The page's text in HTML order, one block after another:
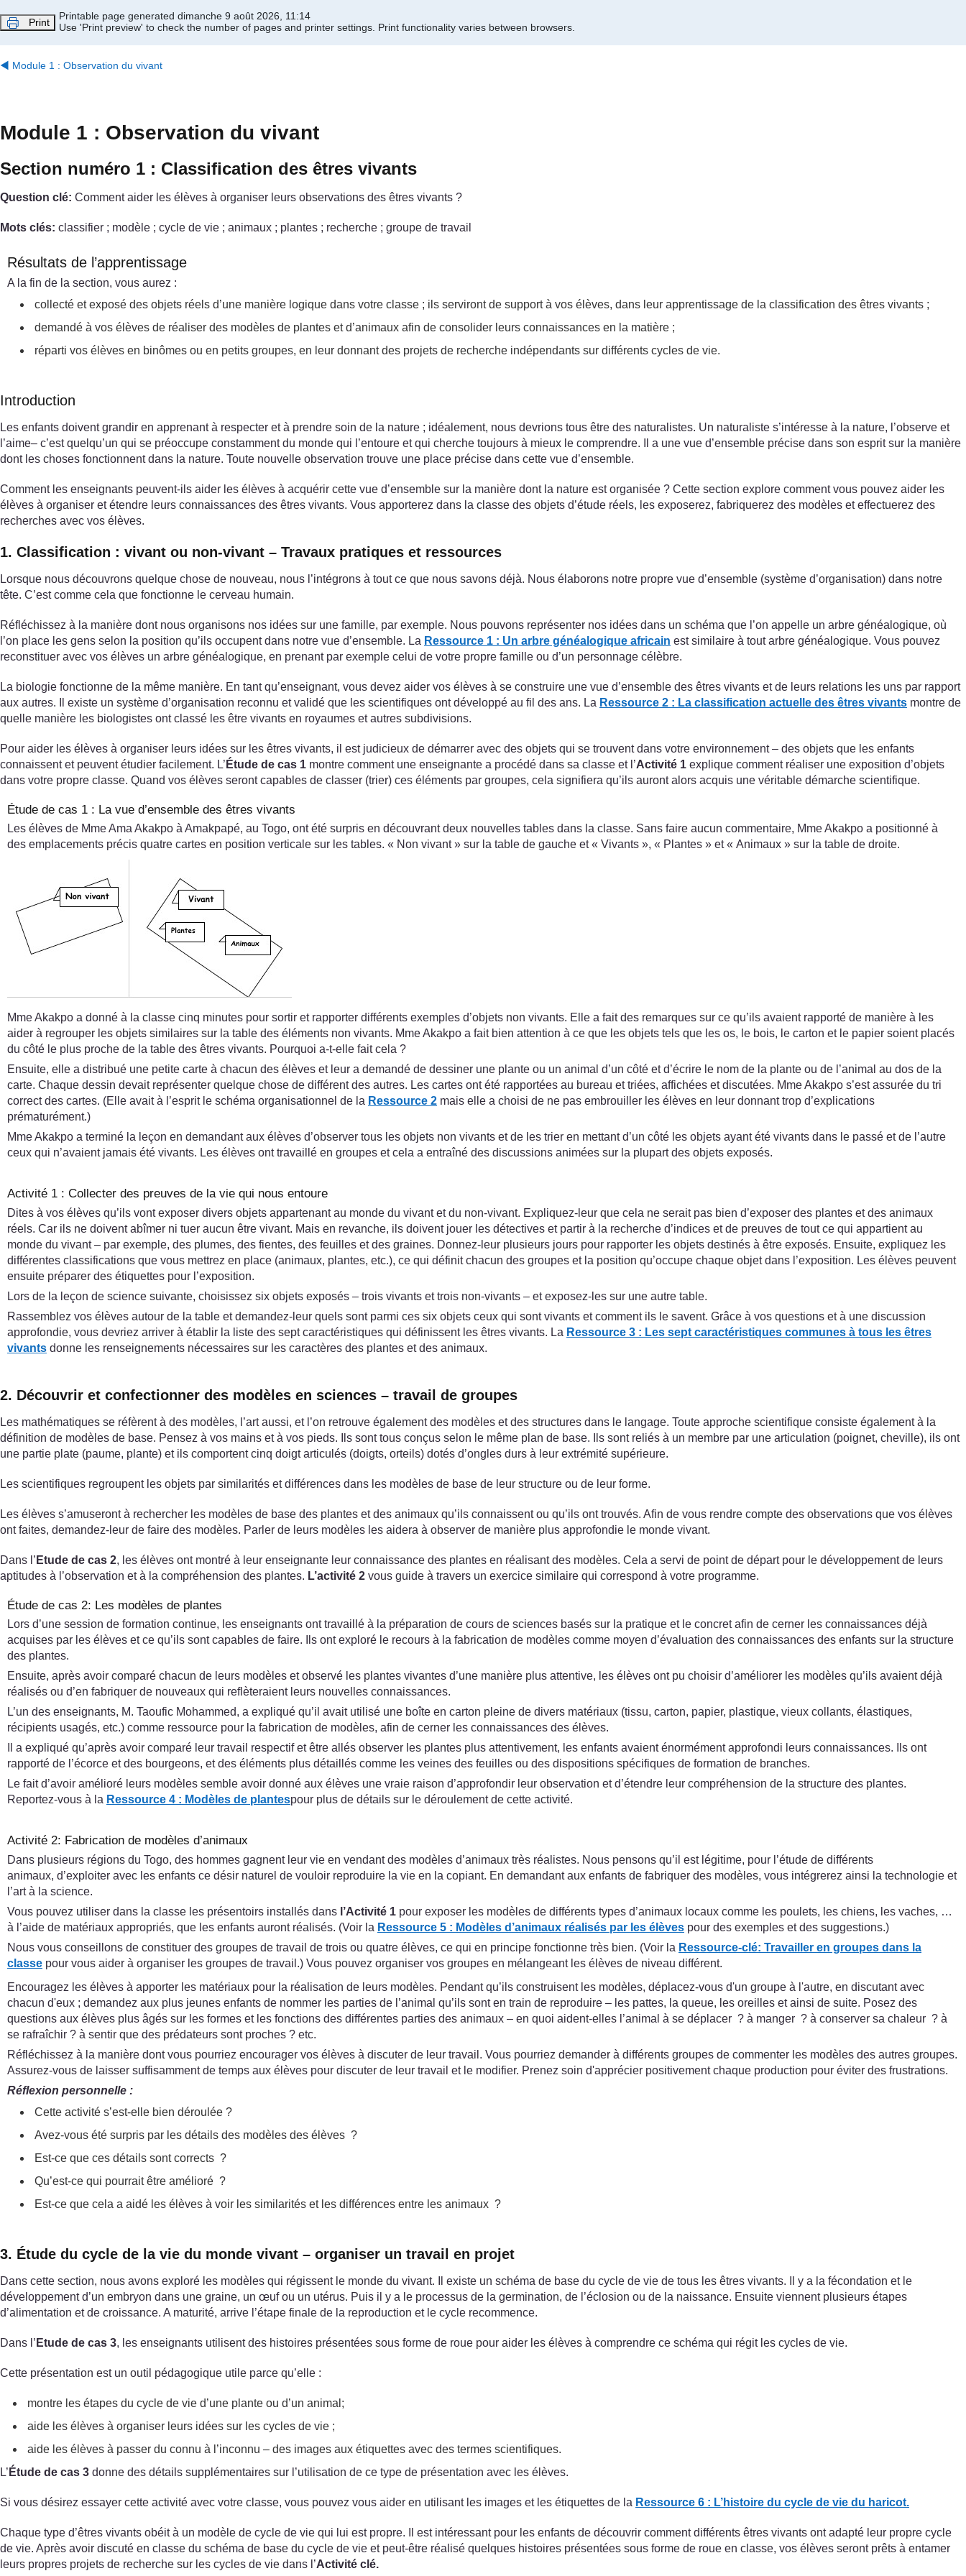
Print
Printable page generated dimanche 9 août 2026, 11:14
Use 'Print preview' to check the number of pages and printer settings. Print functionality varies between browsers.
◀︎ Module 1 : Observation du vivant
Module 1 : Observation du vivant
Section numéro 1 : Classification des êtres vivants
Question clé: Comment aider les élèves à organiser leurs observations des êtres vivants ?
Mots clés: classifier ; modèle ; cycle de vie ; animaux ; plantes ; recherche ; groupe de travail
Résultats de l’apprentissage
A la fin de la section, vous aurez :
collecté et exposé des objets réels d’une manière logique dans votre classe ; ils serviront de support à vos élèves, dans leur apprentissage de la classification des êtres vivants ;
demandé à vos élèves de réaliser des modèles de plantes et d’animaux afin de consolider leurs connaissances en la matière ;
réparti vos élèves en binômes ou en petits groupes, en leur donnant des projets de recherche indépendants sur différents cycles de vie.
Introduction
Les enfants doivent grandir en apprenant à respecter et à prendre soin de la nature ; idéalement, nous devrions tous être des naturalistes. Un naturaliste s’intéresse à la nature, l’observe et
l’aime– c’est quelqu’un qui se préoccupe constamment du monde qui l’entoure et qui cherche toujours à mieux le comprendre. Il a une vue d’ensemble précise dans son esprit sur la manière
dont les choses fonctionnent dans la nature. Toute nouvelle observation trouve une place précise dans cette vue d’ensemble.
Comment les enseignants peuvent-ils aider les élèves à acquérir cette vue d’ensemble sur la manière dont la nature est organisée ? Cette section explore comment vous pouvez aider les
élèves à organiser et étendre leurs connaissances des êtres vivants. Vous apporterez dans la classe des objets d’étude réels, les exposerez, fabriquerez des modèles et effectuerez des
recherches avec vos élèves.
1. Classification : vivant ou non-vivant – Travaux pratiques et ressources
Lorsque nous découvrons quelque chose de nouveau, nous l’intégrons à tout ce que nous savons déjà. Nous élaborons notre propre vue d’ensemble (système d’organisation) dans notre
tête. C’est comme cela que fonctionne le cerveau humain.
Réfléchissez à la manière dont nous organisons nos idées sur une famille, par exemple. Nous pouvons représenter nos idées dans un schéma que l’on appelle un arbre généalogique, où
l’on place les gens selon la position qu’ils occupent dans notre vue d’ensemble. La Ressource 1 : Un arbre généalogique africain est similaire à tout arbre généalogique. Vous pouvez
reconstituer avec vos élèves un arbre généalogique, en prenant par exemple celui de votre propre famille ou d’un personnage célèbre.
La biologie fonctionne de la même manière. En tant qu’enseignant, vous devez aider vos élèves à se construire une vue d’ensemble des êtres vivants et de leurs relations les uns par rapport
aux autres. Il existe un système d’organisation reconnu et validé que les scientifiques ont développé au fil des ans. La Ressource 2 : La classification actuelle des êtres vivants montre de
quelle manière les biologistes ont classé les être vivants en royaumes et autres subdivisions.
Pour aider les élèves à organiser leurs idées sur les êtres vivants, il est judicieux de démarrer avec des objets qui se trouvent dans votre environnement – des objets que les enfants
connaissent et peuvent étudier facilement. L’ Étude de cas 1 montre comment une enseignante a procédé dans sa classe et l’Activité 1 explique comment réaliser une exposition d’objets
dans votre propre classe. Quand vos élèves seront capables de classer (trier) ces éléments par groupes, cela signifiera qu’ils auront alors acquis une véritable démarche scientifique.
Étude de cas 1 : La vue d’ensemble des êtres vivants
Les élèves de Mme Ama Akakpo à Amakpapé, au Togo, ont été surpris en découvrant deux nouvelles tables dans la classe. Sans faire aucun commentaire, Mme Akakpo a positionné à
des emplacements précis quatre cartes en position verticale sur les tables. « Non vivant » sur la table de gauche et « Vivants », « Plantes » et « Animaux » sur la table de droite.
Mme Akakpo a donné à la classe cinq minutes pour sortir et rapporter différents exemples d’objets non vivants. Elle a fait des remarques sur ce qu’ils avaient rapporté de manière à les
aider à regrouper les objets similaires sur la table des éléments non vivants. Mme Akakpo a fait bien attention à ce que les objets tels que les os, le bois, le carton et le papier soient placés
du côté le plus proche de la table des êtres vivants. Pourquoi a-t-elle fait cela ?
Ensuite, elle a distribué une petite carte à chacun des élèves et leur a demandé de dessiner une plante ou un animal d’un côté et d’écrire le nom de la plante ou de l’animal au dos de la
carte. Chaque dessin devait représenter quelque chose de différent des autres. Les cartes ont été rapportées au bureau et triées, affichées et discutées. Mme Akakpo s’est assurée du tri
correct des cartes. (Elle avait à l’esprit le schéma organisationnel de la Ressource 2 mais elle a choisi de ne pas embrouiller les élèves en leur donnant trop d’explications
prématurément.)
Mme Akakpo a terminé la leçon en demandant aux élèves d’observer tous les objets non vivants et de les trier en mettant d’un côté les objets ayant été vivants dans le passé et de l’autre
ceux qui n’avaient jamais été vivants. Les élèves ont travaillé en groupes et cela a entraîné des discussions animées sur la plupart des objets exposés.
Activité 1 : Collecter des preuves de la vie qui nous entoure
Dites à vos élèves qu’ils vont exposer divers objets appartenant au monde du vivant et du non-vivant. Expliquez-leur que cela ne serait pas bien d’exposer des plantes et des animaux
réels. Car ils ne doivent abîmer ni tuer aucun être vivant. Mais en revanche, ils doivent jouer les détectives et partir à la recherche d’indices et de preuves de tout ce qui appartient au
monde du vivant – par exemple, des plumes, des fientes, des feuilles et des graines. Donnez-leur plusieurs jours pour rapporter les objets destinés à être exposés. Ensuite, expliquez les
différentes classifications que vous mettrez en place (animaux, plantes, etc.), ce qui définit chacun des groupes et la position qu’occupe chaque objet dans l’exposition. Les élèves peuvent
ensuite préparer des étiquettes pour l’exposition.
Lors de la leçon de science suivante, choisissez six objets exposés – trois vivants et trois non-vivants – et exposez-les sur une autre table.
Rassemblez vos élèves autour de la table et demandez-leur quels sont parmi ces six objets ceux qui sont vivants et comment ils le savent. Grâce à vos questions et à une discussion
approfondie, vous devriez arriver à établir la liste des sept caractéristiques qui définissent les êtres vivants. La Ressource 3 : Les sept caractéristiques communes à tous les êtres
vivants donne les renseignements nécessaires sur les caractères des plantes et des animaux.
2. Découvrir et confectionner des modèles en sciences – travail de groupes
Les mathématiques se réfèrent à des modèles, l’art aussi, et l’on retrouve également des modèles et des structures dans le langage. Toute approche scientifique consiste également à la
définition de modèles de base. Pensez à vos mains et à vos pieds. Ils sont tous conçus selon le même plan de base. Ils sont reliés à un membre par une articulation (poignet, cheville), ils ont
une partie plate (paume, plante) et ils comportent cinq doigt articulés (doigts, orteils) dotés d’ongles durs à leur extrémité supérieure.
Les scientifiques regroupent les objets par similarités et différences dans les modèles de base de leur structure ou de leur forme.
Les élèves s’amuseront à rechercher les modèles de base des plantes et des animaux qu’ils connaissent ou qu’ils ont trouvés. Afin de vous rendre compte des observations que vos élèves
ont faites, demandez-leur de faire des modèles. Parler de leurs modèles les aidera à observer de manière plus approfondie le monde vivant.
Dans l’ Etude de cas 2, les élèves ont montré à leur enseignante leur connaissance des plantes en réalisant des modèles. Cela a servi de point de départ pour le développement de leurs
aptitudes à l’observation et à la compréhension des plantes. L’activité 2 vous guide à travers un exercice similaire qui correspond à votre programme.
Étude de cas 2: Les modèles de plantes
Lors d’une session de formation continue, les enseignants ont travaillé à la préparation de cours de sciences basés sur la pratique et le concret afin de cerner les connaissances déjà
acquises par les élèves et ce qu’ils sont capables de faire. Ils ont exploré le recours à la fabrication de modèles comme moyen d’évaluation des connaissances des enfants sur la structure
des plantes.
Ensuite, après avoir comparé chacun de leurs modèles et observé les plantes vivantes d’une manière plus attentive, les élèves ont pu choisir d’améliorer les modèles qu’ils avaient déjà
réalisés ou d’en fabriquer de nouveaux qui reflèteraient leurs nouvelles connaissances.
L’un des enseignants, M. Taoufic Mohammed, a expliqué qu’il avait utilisé une boîte en carton pleine de divers matériaux (tissu, carton, papier, plastique, vieux collants, élastiques,
récipients usagés, etc.) comme ressource pour la fabrication de modèles, afin de cerner les connaissances des élèves.
Il a expliqué qu’après avoir comparé leur travail respectif et être allés observer les plantes plus attentivement, les enfants avaient énormément approfondi leurs connaissances. Ils ont
rapporté de l’écorce et des bourgeons, et des éléments plus détaillés comme les veines des feuilles ou des dispositions spécifiques de formation de branches.
Le fait d’avoir amélioré leurs modèles semble avoir donné aux élèves une vraie raison d’approfondir leur observation et d’étendre leur compréhension de la structure des plantes.
Reportez-vous à la Ressource 4 : Modèles de plantespour plus de détails sur le déroulement de cette activité.
Activité 2: Fabrication de modèles d’animaux
Dans plusieurs régions du Togo, des hommes gagnent leur vie en vendant des modèles d’animaux très réalistes. Nous pensons qu’il est légitime, pour l’étude de différents
animaux, d’exploiter avec les enfants ce désir naturel de vouloir reproduire la vie en la copiant. En demandant aux enfants de fabriquer des modèles, vous intégrerez ainsi la technologie et
l’art à la science.
Vous pouvez utiliser dans la classe les présentoirs installés dans l’Activité 1 pour exposer les modèles de différents types d’animaux locaux comme les poulets, les chiens, les vaches, …
à l’aide de matériaux appropriés, que les enfants auront réalisés. (Voir la Ressource 5 : Modèles d’animaux réalisés par les élèves pour des exemples et des suggestions.)
Nous vous conseillons de constituer des groupes de travail de trois ou quatre élèves, ce qui en principe fonctionne très bien. (Voir la Ressource-clé: Travailler en groupes dans la
classe pour vous aider à organiser les groupes de travail.) Vous pouvez organiser vos groupes en mélangeant les élèves de niveau différent.
Encouragez les élèves à apporter les matériaux pour la réalisation de leurs modèles. Pendant qu’ils construisent les modèles, déplacez-vous d'un groupe à l'autre, en discutant avec
chacun d'eux ; demandez aux plus jeunes enfants de nommer les parties de l’animal qu’ils sont en train de reproduire – les pattes, la queue, les oreilles et ainsi de suite. Posez des
questions aux élèves plus âgés sur les formes et les fonctions des différentes parties des animaux – en quoi aident-elles l’animal à se déplacer ? à manger ? à conserver sa chaleur ? à
se rafraîchir ? à sentir que des prédateurs sont proches ? etc.
Réfléchissez à la manière dont vous pourriez encourager vos élèves à discuter de leur travail. Vous pourriez demander à différents groupes de commenter les modèles des autres groupes.
Assurez-vous de laisser suffisamment de temps aux élèves pour discuter de leur travail et le modifier. Prenez soin d'apprécier positivement chaque production pour éviter des frustrations.
Réflexion personnelle :
Cette activité s’est-elle bien déroulée ?
Avez-vous été surpris par les détails des modèles des élèves ?
Est-ce que ces détails sont corrects ?
Qu’est-ce qui pourrait être amélioré ?
Est-ce que cela a aidé les élèves à voir les similarités et les différences entre les animaux ?
3. Étude du cycle de la vie du monde vivant – organiser un travail en projet
Dans cette section, nous avons exploré les modèles qui régissent le monde du vivant. Il existe un schéma de base du cycle de vie de tous les êtres vivants. Il y a la fécondation et le
développement d’un embryon dans une graine, un œuf ou un utérus. Puis il y a le processus de la germination, de l’éclosion ou de la naissance. Ensuite viennent plusieurs étapes
d’alimentation et de croissance. A maturité, arrive l’étape finale de la reproduction et le cycle recommence.
Dans l’ Etude de cas 3, les enseignants utilisent des histoires présentées sous forme de roue pour aider les élèves à comprendre ce schéma qui régit les cycles de vie.
Cette présentation est un outil pédagogique utile parce qu’elle :
montre les étapes du cycle de vie d’une plante ou d’un animal;
aide les élèves à organiser leurs idées sur les cycles de vie ;
aide les élèves à passer du connu à l’inconnu – des images aux étiquettes avec des termes scientifiques.
L’ Étude de cas 3 donne des détails supplémentaires sur l’utilisation de ce type de présentation avec les élèves.
Si vous désirez essayer cette activité avec votre classe, vous pouvez vous aider en utilisant les images et les étiquettes de la Ressource 6 : L’histoire du cycle de vie du haricot.
Chaque type d’êtres vivants obéit à un modèle de cycle de vie qui lui est propre. Il est intéressant pour les enfants de découvrir comment différents êtres vivants ont adapté leur propre cycle
de vie. Après avoir discuté en classe du schéma de base du cycle de vie et peut-être réalisé quelques histoires présentées sous forme de roue en classe, vos élèves seront prêts à entamer
leurs propres projets de recherche sur les cycles de vie dans l’Activité clé.